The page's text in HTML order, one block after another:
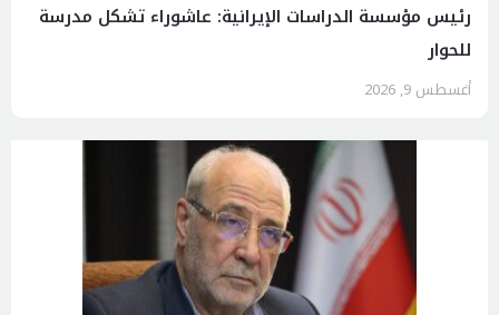
رئيس مؤسسة الدراسات الإيرانية: عاشوراء تشكل مدرسة
للحوار
أغسطس 9, 2026